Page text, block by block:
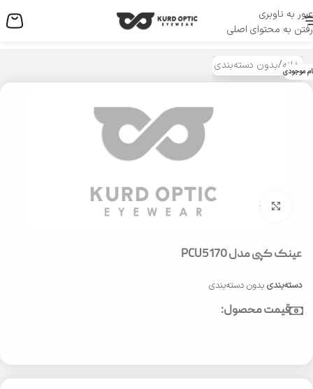
عبور به ناوبری
رفتن به محتوای اصلی
منو
خانه/بدون دسته‌بندی موجودی
بزرگنمایی تصویر
عینک کپی مدل PCU5170
دسته‌بندی بدون دسته‌بندی
قیمت محصول: